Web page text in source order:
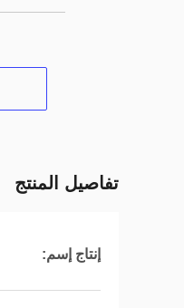
تفاصيل المنتج
إنتاج إسم: